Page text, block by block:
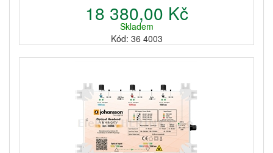
18 380,00 Kč
Skladem
Kód: 36 4003